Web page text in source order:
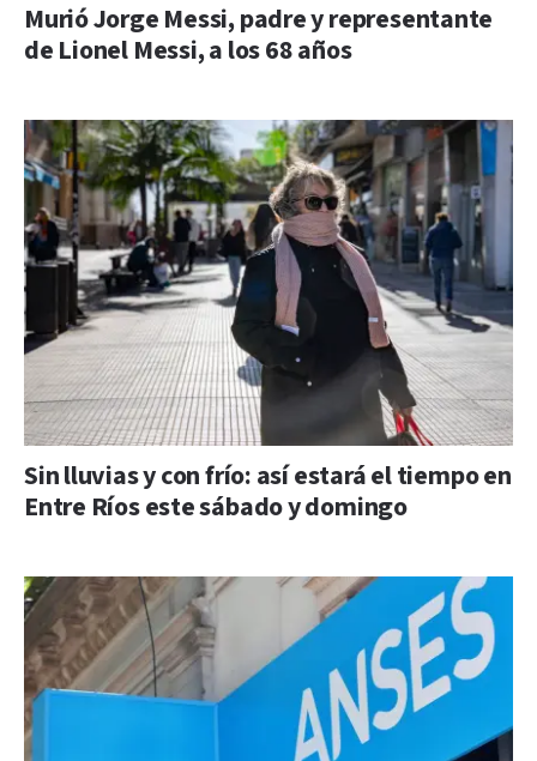
Murió Jorge Messi, padre y representante
de Lionel Messi, a los 68 años
Sin lluvias y con frío: así estará el tiempo en
Entre Ríos este sábado y domingo